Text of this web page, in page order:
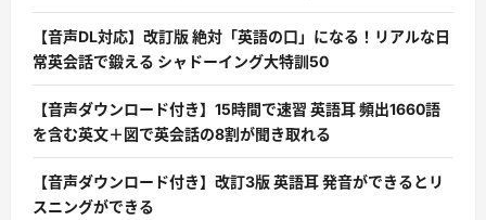
【音声DL対応】改訂版 絶対「英語の口」になる！リアルな日
常英会話で鍛える シャドーイング大特訓50
【音声ダウンロード付き】15時間で速習 英語耳 頻出1660語
を含む英文＋図で英会話の8割が聞き取れる
【音声ダウンロード付き】改訂3版 英語耳 発音ができるとリ
スニングができる